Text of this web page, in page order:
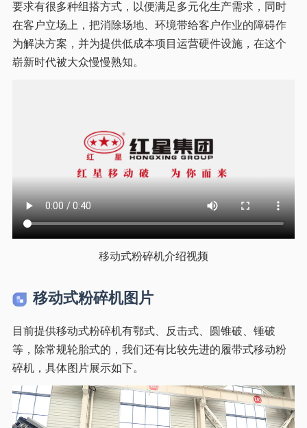
要求有很多种组搭方式，以便满足多元化生产需求，同时
在客户立场上，把消除场地、环境带给客户作业的障碍作
为解决方案，并为提供低成本项目运营硬件设施，在这个
崭新时代被大众慢慢熟知。
移动式粉碎机介绍视频
移动式粉碎机图片
目前提供移动式粉碎机有鄂式、反击式、圆锥破、锤破
等，除常规轮胎式的，我们还有比较先进的履带式移动粉
碎机，具体图片展示如下。